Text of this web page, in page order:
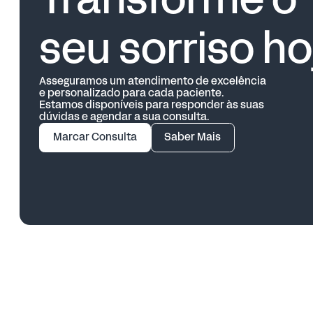
seu sorriso
Asseguramos um atendimento de excelência
e personalizado para cada paciente.
Estamos disponíveis para responder às suas
dúvidas e agendar a sua consulta.
Marcar Consulta
Saber Mais